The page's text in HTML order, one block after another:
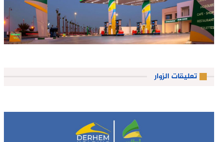
تعليقات الزوار